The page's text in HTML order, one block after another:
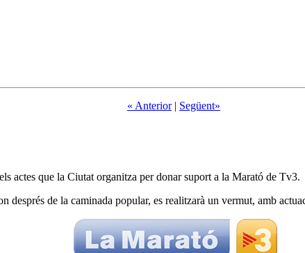
« Anterior| Següent»
actes que la Ciutat organitza per donar suport a la Marató de Tv3.
després de la caminada popular, es realitzarà un vermut, amb